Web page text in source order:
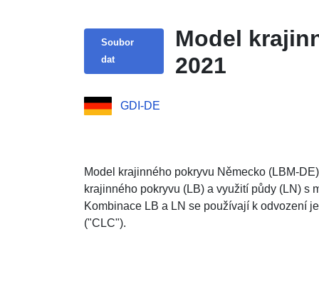
Soubor
dat
Model
2021
GDI-DE
Model krajinného pokryvu Německo (LBM-
krajinného pokryvu (LB) a využití půdy (LN) s
Kombinace LB a LN se používají k odvození
("CLC").